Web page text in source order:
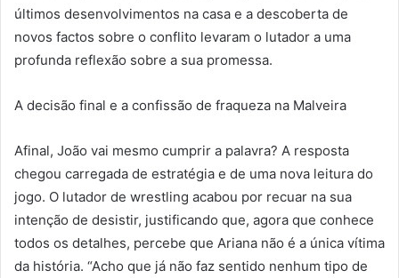
últimos desenvolvimentos na casa e a descoberta de
novos factos sobre o conflito levaram o lutador a uma
profunda reflexão sobre a sua promessa.
A decisão final e a confissão de fraqueza na Malveira
Afinal, João vai mesmo cumprir a palavra? A resposta
chegou carregada de estratégia e de uma nova leitura do
jogo. O lutador de wrestling acabou por recuar na sua
intenção de desistir, justificando que, agora que conhece
todos os detalhes, percebe que Ariana não é a única vítima
da história. “Acho que já não faz sentido nenhum tipo de